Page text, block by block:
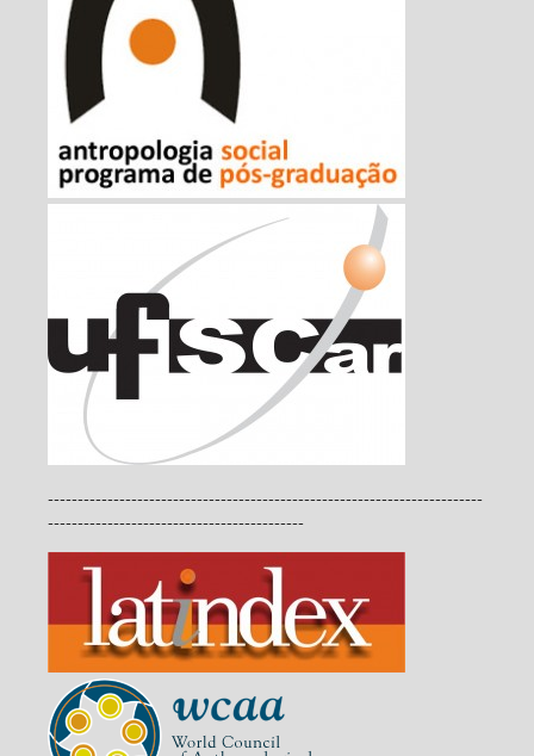
-------------------------------------------------------------------------
-------------------------------------------